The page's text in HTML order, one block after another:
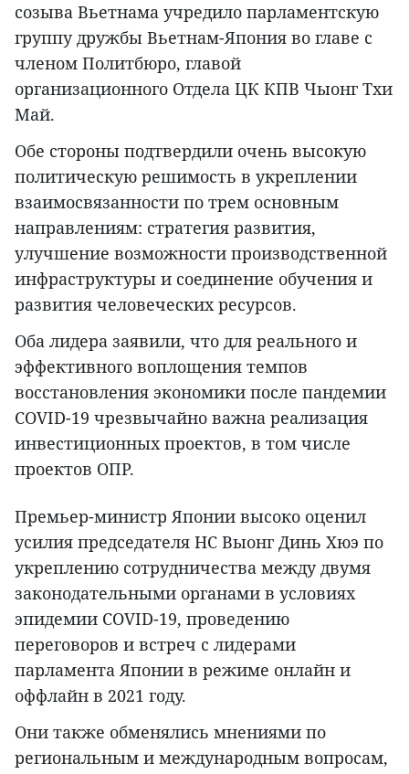
созыва Вьетнама учредило парламентскую
группу дружбы Вьетнам-Япония во главе с
членом Политбюро, главой
организационного Отдела ЦК КПВ Чыонг Тхи
Май.
Обе стороны подтвердили очень высокую
политическую решимость в укреплении
взаимосвязанности по трем основным
направлениям: стратегия развития,
улучшение возможности производственной
инфраструктуры и соединение обучения и
развития человеческих ресурсов.
Оба лидера заявили, что для реального и
эффективного воплощения темпов
восстановления экономики после пандемии
COVID-19 чрезвычайно важна реализация
инвестиционных проектов, в том числе
проектов ОПР.
Премьер-министр Японии высоко оценил
усилия председателя НС Выонг Динь Хюэ по
укреплению сотрудничества между двумя
законодательными органами в условиях
эпидемии COVID-19, проведению
переговоров и встреч с лидерами
парламента Японии в режиме онлайн и
оффлайн в 2021 году.
Они также обменялись мнениями по
региональным и международным вопросам,